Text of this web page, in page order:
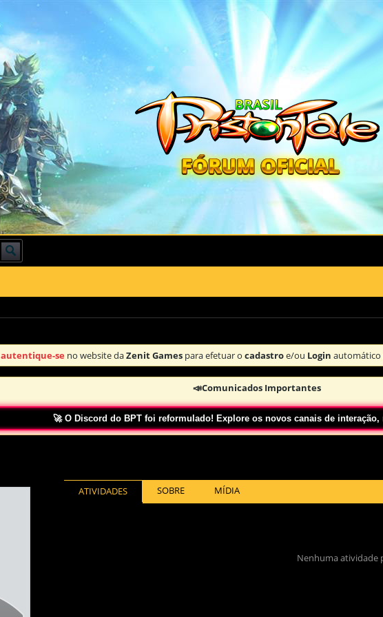
autentique-se no website daZenit Games para efetuar o cadastroe/ou Login automático
📣Comunicados Importantes
🚀 O Discord do BPT foi reformulado! Explore os novos canais de interação,
ATIVIDADES SOBRE MÍDIA
Nenhuma atividade